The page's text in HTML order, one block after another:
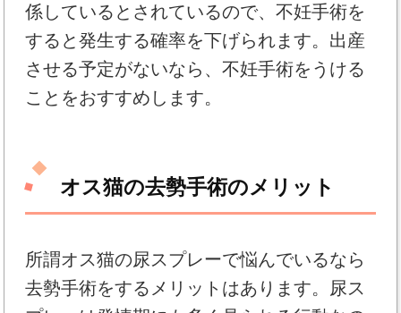
係しているとされているので、不妊手術を
すると発生する確率を下げられます。出産
させる予定がないなら、不妊手術をうける
ことをおすすめします。
オス猫の去勢手術のメリット
所謂オス猫の尿スプレーで悩んでいるなら
去勢手術をするメリットはあります。尿ス